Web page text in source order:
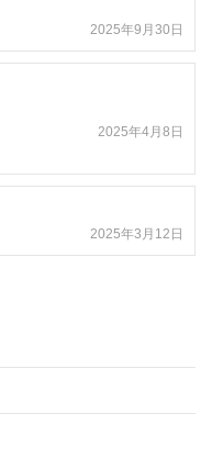
2025年9月30日
2025年4月8日
2025年3月12日